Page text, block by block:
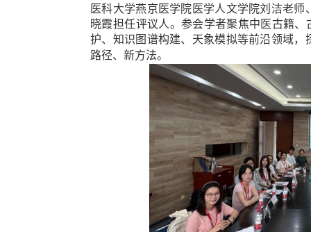
医科大学燕京医学院医学人文学院刘洁老师
晓霞担任评议人。参会学者聚焦中医古籍、
护、知识图谱构建、天象模拟等前沿领域
路径、新方法。